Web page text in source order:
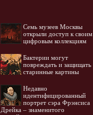
Семь музеев Москвы
открыли доступ к своим
цифровым коллекциям
Бактерии могут
повреждать и защищать
старинные картины
Недавно
идентифицированный
портрет сэра Фрэнсиса
Дрейка – знаменитого